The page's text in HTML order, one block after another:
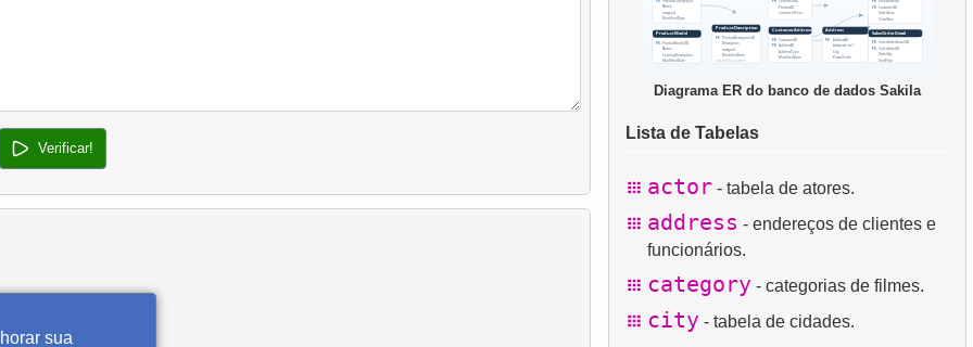
Verificar!
Diagrama ER do banco de dados Sakila
Lista de Tabelas
actor - tabela de atores.
address - endereços de clientes e
funcionários.
category - categorias de filmes.
city - tabela de cidades.
sua